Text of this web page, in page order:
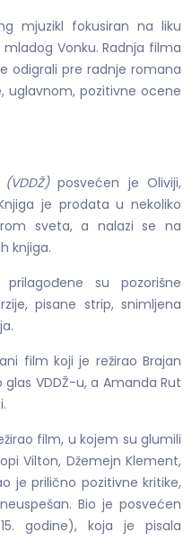
mjuzikl fokusiran na liku
Vonku. Radnja filma
odigrali pre radnje romana
uglavnom, pozitivne ocene
(VDDŽ)posvećen je Oliviji,
je prodata u nekoliko
sveta, a nalazi se na
knjiga.
su pozorišne
pisane strip, snimljena
film koji je režirao Brajan
VDDŽ-u, a Amanda Rut
film, u kojem su glumili
Vilton, Džemejn Klement,
je prilično pozitivne kritike,
Bio je posvećen
godine), koja je pisala